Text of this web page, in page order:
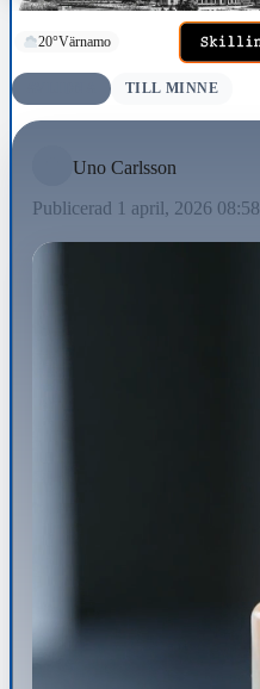
20°Värnamo
TILL MINNE
Uno Carlsson
Publicerad 1 april, 2026 08:58